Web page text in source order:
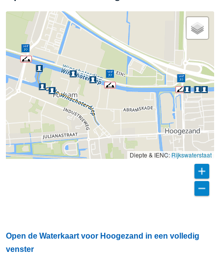
Diepte & IENC: Rijkswaterstaat
Open de Waterkaart voor Hoogezand in een volledig
venster